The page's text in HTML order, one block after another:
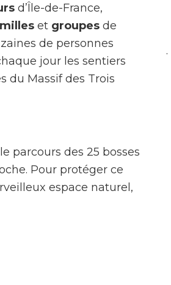
d’Île-de-France,
et groupes de
de personnes
jour les sentiers
du Massif des Trois
parcours des 25 bosses
Pour protéger ce
espace naturel,
.